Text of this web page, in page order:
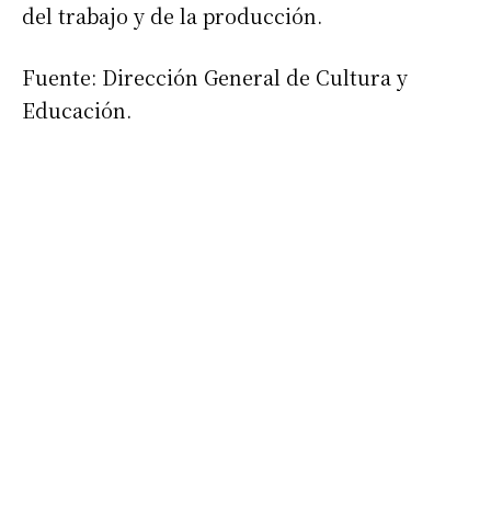
del trabajo y de la producción.
Fuente: Dirección General de Cultura y
Educación.